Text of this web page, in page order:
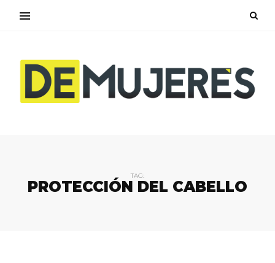
TAG:
PROTECCIÓN DEL CABELLO